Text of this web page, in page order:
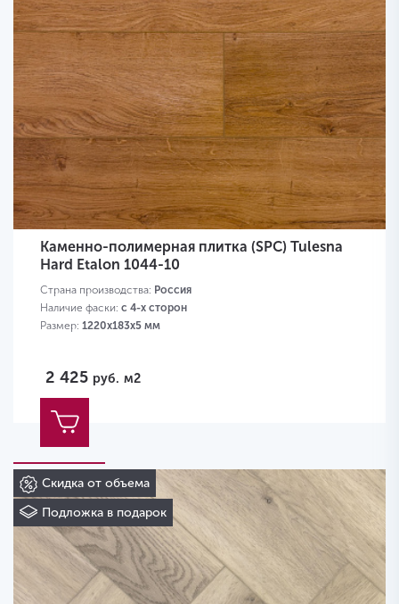
Каменно-полимерная плитка (SPC) Tulesna
Hard Etalon 1044-10
Страна производства: Россия
Наличие фаски: с 4-х сторон
Размер: 1220х183х5 мм
2 425 руб. м2
Скидка от объема
Подложка в подарок